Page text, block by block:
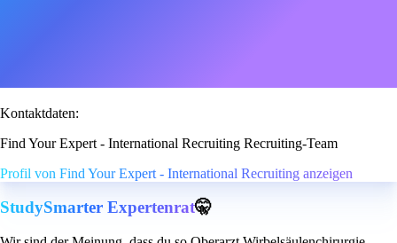
Kontaktdaten:
Find Your Expert - International Recruiting Recruiting-Team
Profil von Find Your Expert - International Recruiting anzeigen
StudySmarter Expertenrat🤫